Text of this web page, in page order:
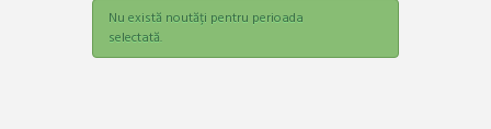
Nu există noutăți pentru perioada
selectată.